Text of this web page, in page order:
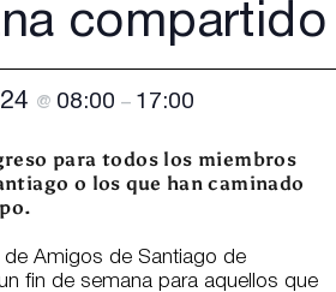
compartido
@ 08:00 – 17:00
para todos los miembros
o los que han caminado
de Amigos de Santiago de
fin de semana para aquellos que